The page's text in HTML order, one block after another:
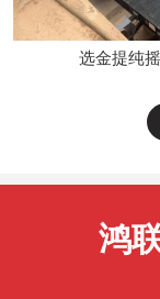
选金提纯
鸿